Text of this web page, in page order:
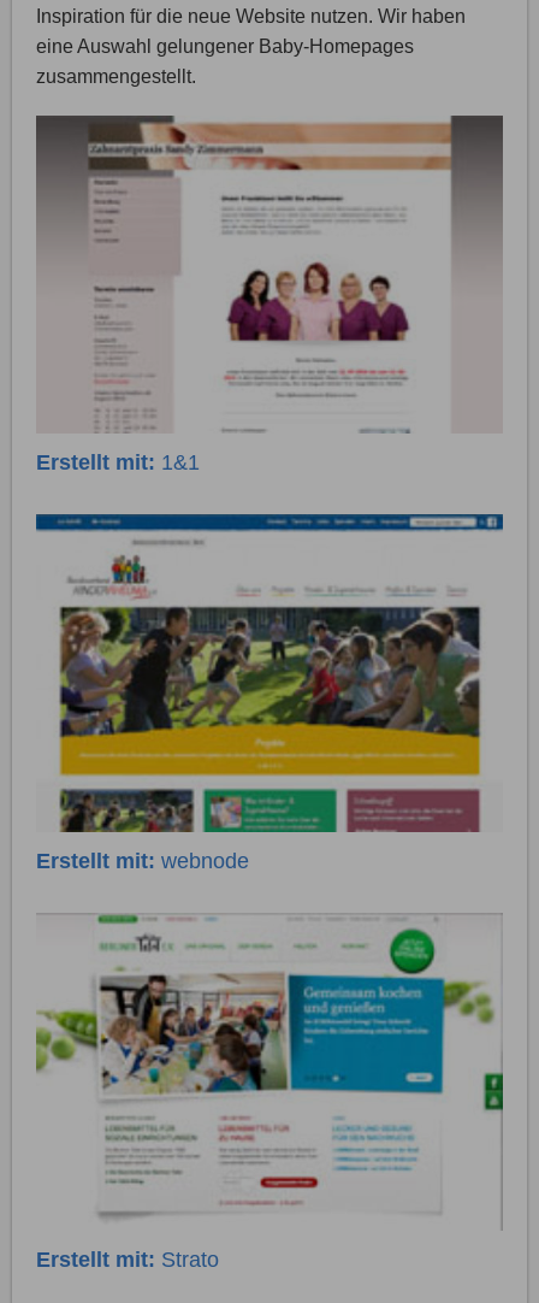
Inspiration für die neue Website nutzen. Wir haben
eine Auswahl gelungener Baby-Homepages
zusammengestellt.
Erstellt mit: 1&1
Erstellt mit: webnode
Erstellt mit: Strato